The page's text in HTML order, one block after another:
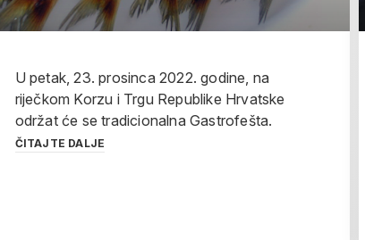
U petak, 23. prosinca 2022. godine, na
riječkom Korzu i Trgu Republike Hrvatske
održat će se tradicionalna Gastrofešta.
ČITAJTE DALJE